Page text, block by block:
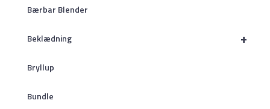
Bærbar Blender
+
Beklædning
Bryllup
Bundle